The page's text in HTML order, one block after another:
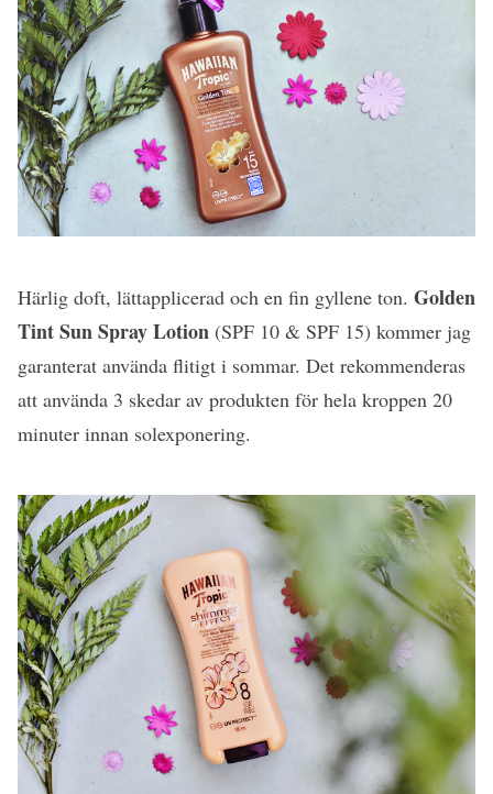
Härlig doft, lättapplicerad och en fin gyllene ton. Golden
Tint Sun Spray Lotion (SPF 10 & SPF 15) kommer jag
garanterat använda flitigt i sommar. Det rekommenderas
att använda 3 skedar av produkten för hela kroppen 20
minuter innan solexponering.